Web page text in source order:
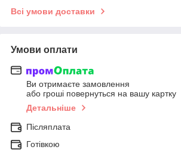
Всі умови доставки
Умови оплати
Ви отримаєте замовлення
або гроші повернуться на вашу картку
Детальніше
Післяплата
Готівкою